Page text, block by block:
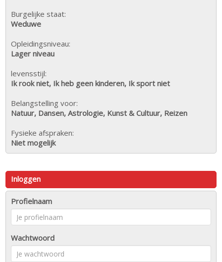
Burgelijke staat:
Weduwe
Opleidingsniveau:
Lager niveau
levensstijl:
Ik rook niet, Ik heb geen kinderen, Ik sport niet
Belangstelling voor:
Natuur, Dansen, Astrologie, Kunst & Cultuur, Reizen
Fysieke afspraken:
Niet mogelijk
Inloggen
Profielnaam
Wachtwoord